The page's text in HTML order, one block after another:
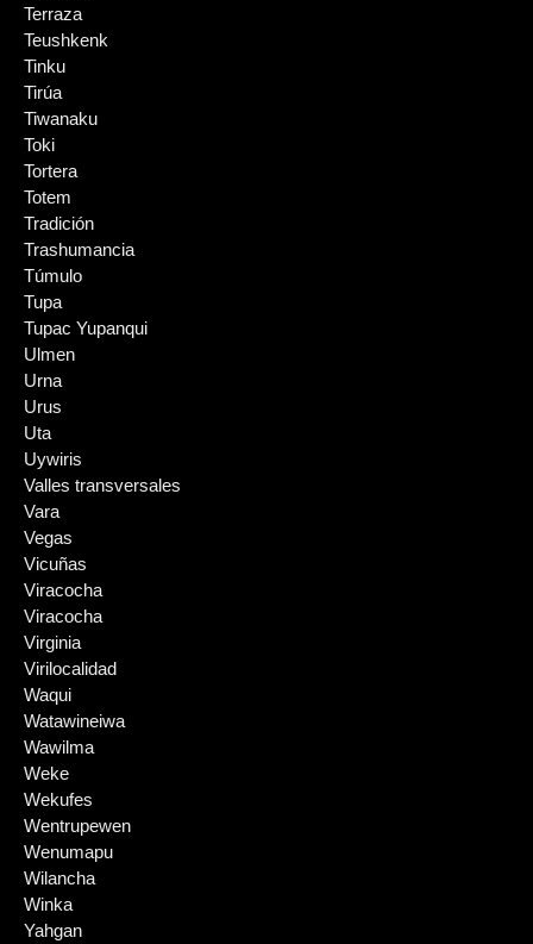
Terraza
Teushkenk
Tinku
Tirúa
Tiwanaku
Toki
Tortera
Totem
Tradición
Trashumancia
Túmulo
Tupa
Tupac Yupanqui
Ulmen
Urna
Urus
Uta
Uywiris
Valles transversales
Vara
Vegas
Vicuñas
Viracocha
Viracocha
Virginia
Virilocalidad
Waqui
Watawineiwa
Wawilma
Weke
Wekufes
Wentrupewen
Wenumapu
Wilancha
Winka
Yahgan